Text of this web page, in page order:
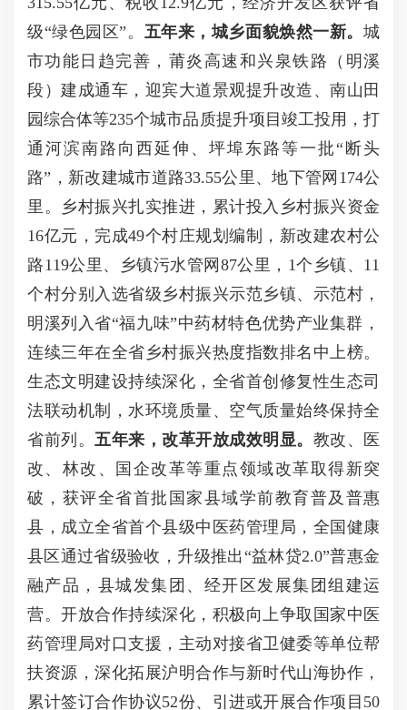
级“绿色园区”。 五年来，城乡面貌焕然一新。城
市功能日趋完善，莆炎高速和兴泉铁路（明溪
段）建成通车，迎宾大道景观提升改造、南山田
园综合体等235个城市品质提升项目竣工投用，打
通河滨南路向西延伸、坪埠东路等一批“断头
路”，新改建城市道路33.55公里、地下管网174公
里。乡村振兴扎实推进，累计投入乡村振兴资金
16亿元，完成49个村庄规划编制，新改建农村公
路119公里、乡镇污水管网87公里，1个乡镇、11
个村分别入选省级乡村振兴示范乡镇、示范村，
明溪列入省“福九味”中药材特色优势产业集群，
连续三年在全省乡村振兴热度指数排名中上榜。
生态文明建设持续深化，全省首创修复性生态司
法联动机制，水环境质量、空气质量始终保持全
省前列。 五年来，改革开放成效明显。 教改、医
改、林改、国企改革等重点领域改革取得新突
破，获评全省首批国家县域学前教育普及普惠
县，成立全省首个县级中医药管理局，全国健康
县区通过省级验收，升级推出“益林贷2.0”普惠金
融产品，县城发集团、经开区发展集团组建运
营。开放合作持续深化，积极向上争取国家中医
药管理局对口支援，主动对接省卫健委等单位帮
扶资源，深化拓展沪明合作与新时代山海协作，
累计签订合作协议52份、引进或开展合作项目50